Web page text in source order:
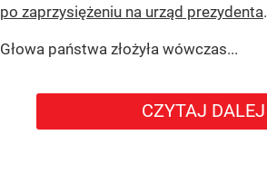
po zaprzysiężeniu na urząd prezydenta.
Głowa państwa złożyła wówczas...
CZYTAJ DALEJ